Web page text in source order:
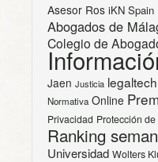
Asesor Ros iKN Spain
Abogados de
Colegio de
Jaen Justicia legaltech
Normativa Online
Privacidad Protección
Ranking
Universidad Wolters